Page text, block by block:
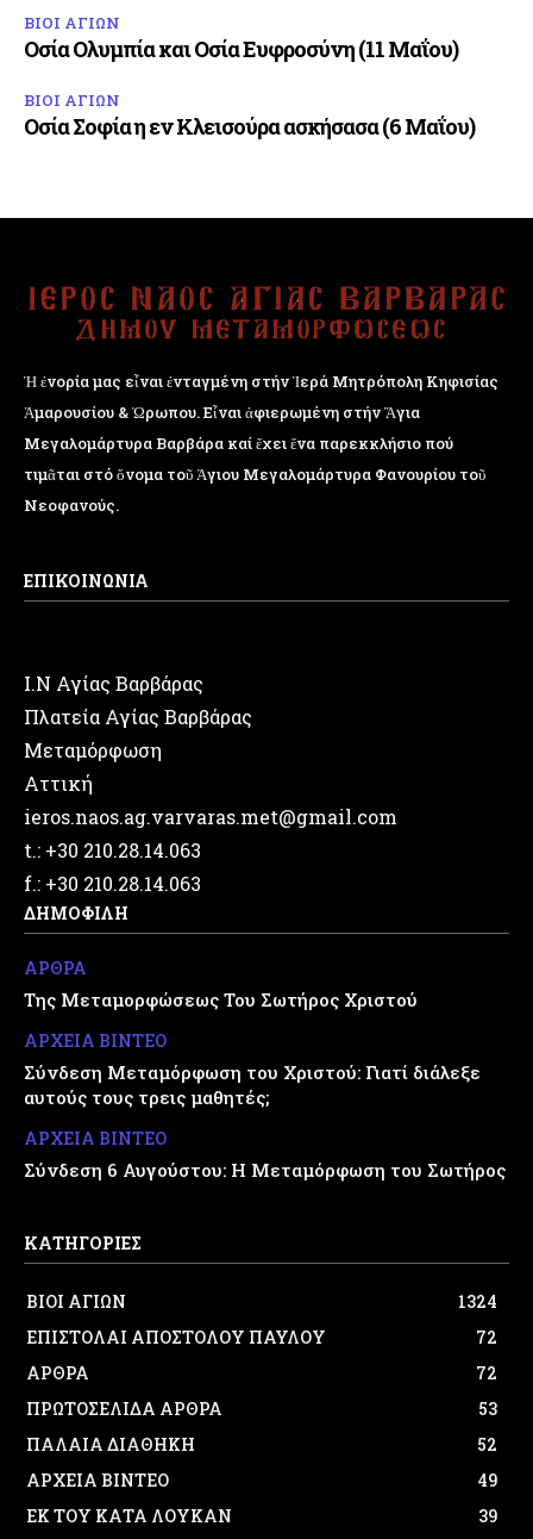
ΒΙΟΙ ΑΓΙΩΝ
Οσία Ολυμπία και Οσία Ευφροσύνη (11 Μαΐου)
ΒΙΟΙ ΑΓΙΩΝ
Οσία Σοφία η εν Κλεισούρα ασκήσασα (6 Μαΐου)
Ἡ ἐνορία μας εἶναι ἐνταγμένη στήν Ἱερά Μητρόπολη Κηφισίας
Ἁμαρουσίου & Ὠρωπου. Εἶναι ἀφιερωμένη στήν Ἅγια
Μεγαλομάρτυρα Βαρβάρα καί ἔχει ἕνα παρεκκλήσιο πού
τιμᾶται στό ὄνομα τοῦ Ἁγιου Μεγαλομάρτυρα Φανουρίου τοῦ
Νεοφανούς.
ΕΠΙΚΟΙΝΩΝΙΑ
Ι.Ν Αγίας Βαρβάρας
Πλατεία Αγίας Βαρβάρας
Μεταμόρφωση
Αττική
ieros.naos.ag.varvaras.met@gmail.com
t.: +30 210.28.14.063
f.: +30 210.28.14.063
ΔΗΜΟΦΙΛΗ
ΑΡΘΡΑ
Της Μεταμορφώσεως Του Σωτήρος Χριστού
ΑΡΧΕΙΑ ΒΙΝΤΕΟ
Σύνδεση Μεταμόρφωση του Χριστού: Γιατί διάλεξε
αυτούς τους τρεις μαθητές;
ΑΡΧΕΙΑ ΒΙΝΤΕΟ
Σύνδεση 6 Αυγούστου: Η Μεταμόρφωση του Σωτήρος
ΚΑΤΗΓΟΡΙΕΣ
ΒΙΟΙ ΑΓΙΩΝ
1324
ΕΠΙΣΤΟΛΑΙ ΑΠΟΣΤΟΛΟΥ ΠΑΥΛΟΥ
72
ΑΡΘΡΑ
72
ΠΡΩΤΟΣΕΛΙΔΑ ΑΡΘΡΑ
53
ΠΑΛΑΙΑ ΔΙΑΘΗΚΗ
52
ΑΡΧΕΙΑ ΒΙΝΤΕΟ
49
ΕΚ ΤΟΥ ΚΑΤΑ ΛΟΥΚΑΝ
39